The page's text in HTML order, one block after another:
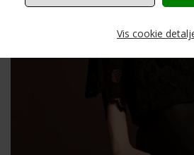
Vis cookie